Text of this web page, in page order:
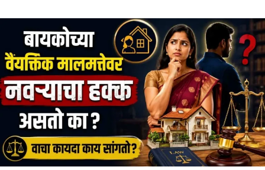
झाल्यावर
बहिणीचा
मालमत्तेवरील
हक्क
संपतो
का?
न्यायालयाचा